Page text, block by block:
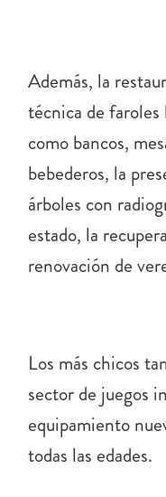
Además, la
técnica de
como bancos,
bebederos, la
árboles con
estado, la
renovación de
Los más chicos
sector de juegos
equipamiento
todas las edades.